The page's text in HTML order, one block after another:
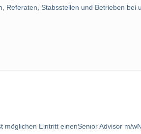
Referaten, Stabsstellen und Betrieben bei
möglichen Eintritt einenSenior Advisor m/